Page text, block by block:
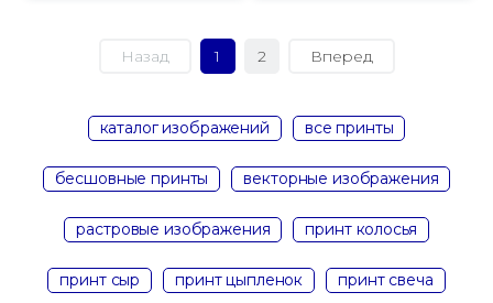
Назад 1 2 Вперед
каталог изображений все принты
бесшовные принты векторные изображения
растровые изображения принт колосья
принт сыр принт цыпленок принт свеча